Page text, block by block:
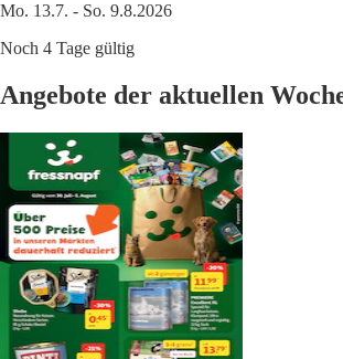
Mo. 13.7. - So. 9.8.2026
Noch 4 Tage gültig
Angebote der aktuellen